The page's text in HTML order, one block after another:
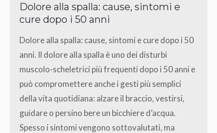
Dolore alla spalla: cause, sintomi e
cure dopo i 50 anni
Dolore alla spalla: cause, sintomi e cure dopo i 50
anni. Il dolore alla spalla è uno dei disturbi
muscolo-scheletrici più frequenti dopo i 50 anni e
può compromettere anche i gesti più semplici
della vita quotidiana: alzare il braccio, vestirsi,
guidare o persino bere un bicchiere d’acqua.
Spesso i sintomi vengono sottovalutati, ma